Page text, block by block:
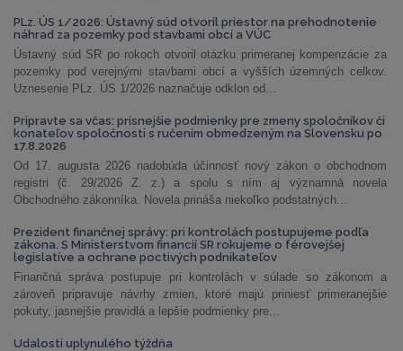
PLz. ÚS 1/2026: Ústavný súd otvoril priestor na prehodnotenie
náhrad za pozemky pod stavbami obcí a VÚC
Ústavný súd SR po rokoch otvoril otázku primeranej kompenzácie za
pozemky pod verejnými stavbami obcí a vyšších územných celkov.
Uznesenie PLz. ÚS 1/2026 naznačuje odklon od...
Pripravte sa včas: prísnejšie podmienky pre zmeny spoločníkov či
konateľov spoločnosti s ručením obmedzeným na Slovensku po
17.8.2026
Od 17. augusta 2026 nadobúda účinnosť nový zákon o obchodnom
registri (č. 29/2026 Z. z.) a spolu s ním aj významná novela
Obchodného zákonníka. Novela prináša niekoľko podstatných...
Prezident finančnej správy: pri kontrolách postupujeme podľa
zákona. S Ministerstvom financií SR rokujeme o férovejšej
legislatíve a ochrane poctivých podnikateľov
Finančná správa postupuje pri kontrolách v súlade so zákonom a
zároveň pripravuje návrhy zmien, ktoré majú priniesť primeranejšie
pokuty, jasnejšie pravidlá a lepšie podmienky pre...
Udalosti uplynulého týždňa